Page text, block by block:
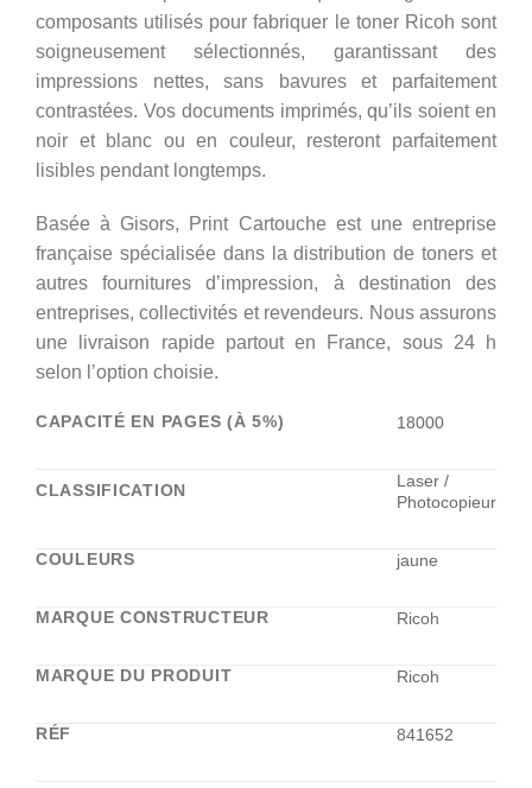
composants utilisés pour fabriquer le toner Ricoh sont
soigneusement sélectionnés, garantissant des
impressions nettes, sans bavures et parfaitement
contrastées. Vos documents imprimés, qu’ils soient en
noir et blanc ou en couleur, resteront parfaitement
lisibles pendant longtemps.
Basée à Gisors, Print Cartouche est une entreprise
française spécialisée dans la distribution de toners et
autres fournitures d’impression, à destination des
entreprises, collectivités et revendeurs. Nous assurons
une livraison rapide partout en France, sous 24 h
selon l’option choisie.
CAPACITÉ EN PAGES (À 5%) 18000
CLASSIFICATION
Laser /
Photocopieur
COULEURS jaune
MARQUE CONSTRUCTEUR Ricoh
MARQUE DU PRODUIT Ricoh
RÉF 841652